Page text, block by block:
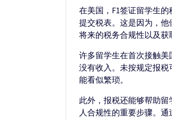
在美国，F1签证留学生
提交税表。这是因为，
将来的税务合规性以及获
许多留学生在首次接触美
没有收入。未按规定报
能看似繁琐。
此外，报税还能够帮助
人合规性的重要步骤。通